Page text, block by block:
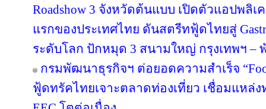
Roadshow 3 จังหวัดต้นแบบ เปิดตัวแอปพลิเค
แรกของประเทศไทย ดันสตรีทฟู้ดไทยสู่
ระดับโลก ปักหมุด 3 สนามใหญ่ กรุงเทพฯ –
กรมพัฒนาธุรกิจฯ ต่อยอดความสำเร็จ
ฟู้ดทรัคไทยเจาะตลาดท่องเที่ยว เชื่อมแหล่ง